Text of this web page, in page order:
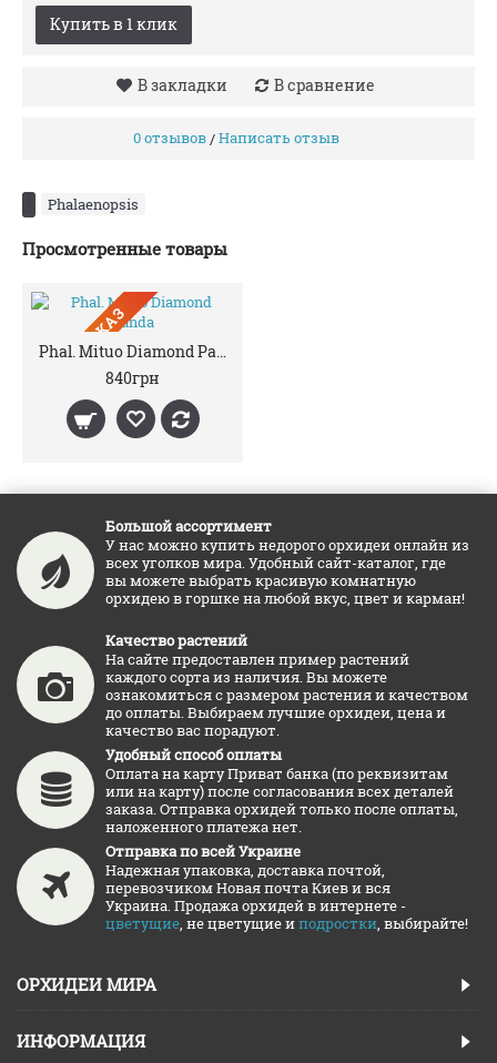
Купить в 1 клик
В закладки В сравнение
0 отзывов/Написать отзыв
Phalaenopsis
Просмотренные товары
ПРЕДЗАКАЗ
Phal. Mituo Diamond Panda
840грн
Большой ассортимент
У нас можно купить недорого орхидеи онлайн из
всех уголков мира. Удобный сайт-каталог, где
вы можете выбрать красивую комнатную
орхидею в горшке на любой вкус, цвет и карман!
Качество растений
На сайте предоставлен пример растений
каждого сорта из наличия. Вы можете
ознакомиться с размером растения и качеством
до оплаты. Выбираем лучшие орхидеи, цена и
качество вас порадуют.
Удобный способ оплаты
Оплата на карту Приват банка (по реквизитам
или на карту) после согласования всех деталей
заказа. Отправка орхидей только после оплаты,
наложенного платежа нет.
Отправка по всей Украине
Надежная упаковка, доставка почтой,
перевозчиком Новая почта Киев и вся
Украина. Продажа орхидей в интернете -
цветущие, не цветущие иподростки, выбирайте!
ОРХИДЕИ МИРА
ИНФОРМАЦИЯ